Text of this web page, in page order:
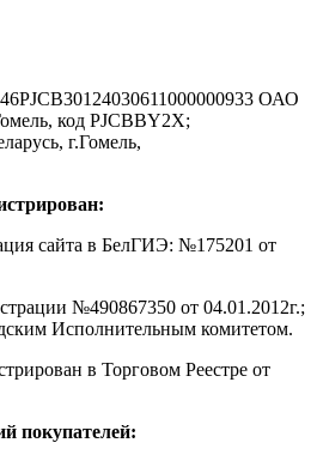
ОАО
код PJCBBY2X;
г.Гомель,
сайта в БелГИЭ: №175201 от
№490867350 от 04.01.2012г.;
Исполнительным комитетом.
в Торговом Реестре от
покупателей: